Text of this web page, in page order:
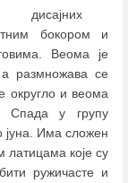
дисајних
бокором и
Веома је
размножава се
округло и веома
у групу
јуна. Има сложен
латицама које су
ружичасте и